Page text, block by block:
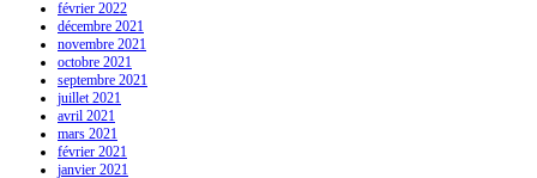
février 2022
décembre 2021
novembre 2021
octobre 2021
septembre 2021
juillet 2021
avril 2021
mars 2021
février 2021
janvier 2021